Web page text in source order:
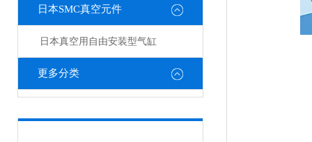
日本SMC真空元件
日本真空用自由安装型气缸
更多分类